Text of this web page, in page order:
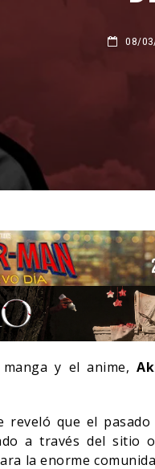
manga y el anime,
reveló que el
a través del sitio
la enorme